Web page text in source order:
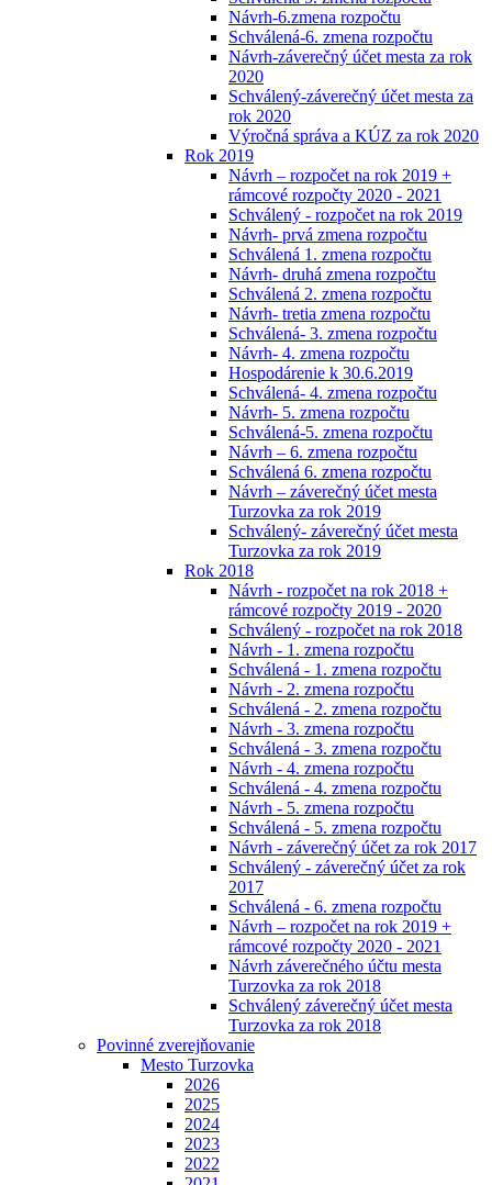
Návrh-6.zmena rozpočtu
Schválená-6. zmena rozpočtu
Návrh-záverečný účet mesta za rok
2020
Schválený-záverečný účet mesta za
rok 2020
Výročná správa a KÚZ za rok 2020
Rok 2019
Návrh – rozpočet na rok 2019 +
rámcové rozpočty 2020 - 2021
Schválený - rozpočet na rok 2019
Návrh- prvá zmena rozpočtu
Schválená 1. zmena rozpočtu
Návrh- druhá zmena rozpočtu
Schválená 2. zmena rozpočtu
Návrh- tretia zmena rozpočtu
Schválená- 3. zmena rozpočtu
Návrh- 4. zmena rozpočtu
Hospodárenie k 30.6.2019
Schválená- 4. zmena rozpočtu
Návrh- 5. zmena rozpočtu
Schválená-5. zmena rozpočtu
Návrh – 6. zmena rozpočtu
Schválená 6. zmena rozpočtu
Návrh – záverečný účet mesta
Turzovka za rok 2019
Schválený- záverečný účet mesta
Turzovka za rok 2019
Rok 2018
Návrh - rozpočet na rok 2018 +
rámcové rozpočty 2019 - 2020
Schválený - rozpočet na rok 2018
Návrh - 1. zmena rozpočtu
Schválená - 1. zmena rozpočtu
Návrh - 2. zmena rozpočtu
Schválená - 2. zmena rozpočtu
Návrh - 3. zmena rozpočtu
Schválená - 3. zmena rozpočtu
Návrh - 4. zmena rozpočtu
Schválená - 4. zmena rozpočtu
Návrh - 5. zmena rozpočtu
Schválená - 5. zmena rozpočtu
Návrh - záverečný účet za rok 2017
Schválený - záverečný účet za rok
2017
Schválená - 6. zmena rozpočtu
Návrh – rozpočet na rok 2019 +
rámcové rozpočty 2020 - 2021
Návrh záverečného účtu mesta
Turzovka za rok 2018
Schválený záverečný účet mesta
Turzovka za rok 2018
Povinné zverejňovanie
Mesto Turzovka
2026
2025
2024
2023
2022